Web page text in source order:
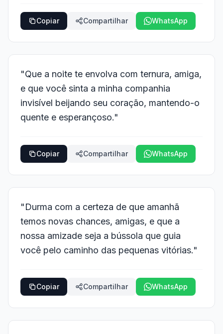
Copiar Compartilhar WhatsApp
"Que a noite te envolva com ternura, amiga,
e que você sinta a minha companhia
invisível beijando seu coração, mantendo-o
quente e esperançoso."
Copiar Compartilhar WhatsApp
"Durma com a certeza de que amanhã
temos novas chances, amigas, e que a
nossa amizade seja a bússola que guia
você pelo caminho das pequenas vitórias."
Copiar Compartilhar WhatsApp